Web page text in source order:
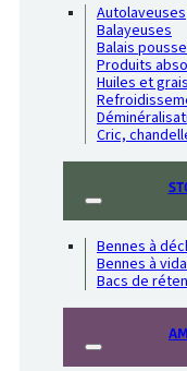
Autolaveuses
Balayeuses
Balais
Produits
Huiles et
Cric,
Bennes à
Bennes à
Bacs de